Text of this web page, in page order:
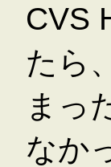
CVS
たら
まっ
なか